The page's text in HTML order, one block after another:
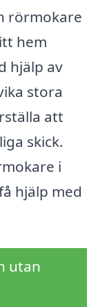
rörmokare
hem
hjälp av
stora
att
skick.
i
hjälp med
utan